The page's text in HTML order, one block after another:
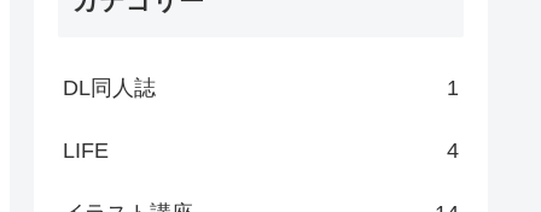
DL同人誌 1
LIFE 4